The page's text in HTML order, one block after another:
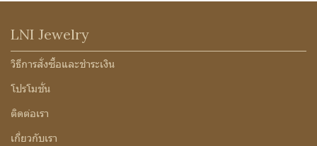
LNI Jewelry
วิธีการสั่งซื้อและชำระเงิน
โปรโมชั่น
ติดต่อเรา
เกี่ยวกับเรา